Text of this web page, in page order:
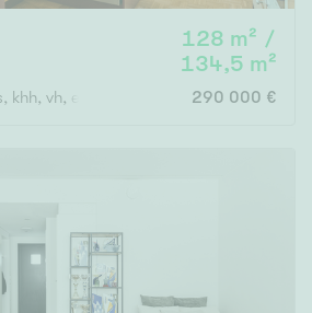
128 m² /
134,5 m²
khh, vh, erill.wc, autokatos, varasto
290 000 €